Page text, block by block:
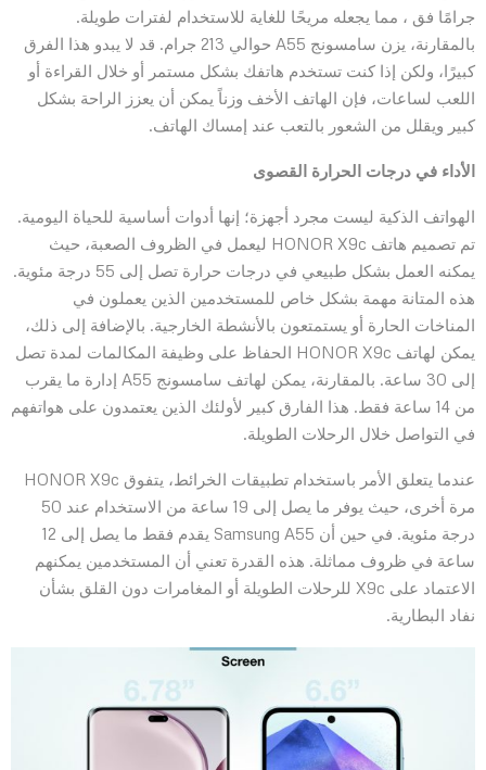
جرامًا فق ، مما يجعله مريحًا للغاية للاستخدام لفترات طويلة.
بالمقارنة، يزن سامسونج A55 حوالي 213 جرام. قد لا يبدو هذا الفرق
كبيرًا، ولكن إذا كنت تستخدم هاتفك بشكل مستمر أو خلال القراءة أو
اللعب لساعات، فإن الهاتف الأخف وزناً يمكن أن يعزز الراحة بشكل
كبير ويقلل من الشعور بالتعب عند إمساك الهاتف.
الأداء في درجات الحرارة القصوى
الهواتف الذكية ليست مجرد أجهزة؛ إنها أدوات أساسية للحياة اليومية.
تم تصميم هاتف HONOR X9c ليعمل في الظروف الصعبة، حيث
يمكنه العمل بشكل طبيعي في درجات حرارة تصل إلى 55 درجة مئوية.
هذه المتانة مهمة بشكل خاص للمستخدمين الذين يعملون في
المناخات الحارة أو يستمتعون بالأنشطة الخارجية. بالإضافة إلى ذلك،
يمكن لهاتف HONOR X9c الحفاظ على وظيفة المكالمات لمدة تصل
إلى 30 ساعة. بالمقارنة، يمكن لهاتف سامسونج A55 إدارة ما يقرب
من 14 ساعة فقط. هذا الفارق كبير لأولئك الذين يعتمدون على هواتفهم
في التواصل خلال الرحلات الطويلة.
عندما يتعلق الأمر باستخدام تطبيقات الخرائط، يتفوق HONOR X9c
مرة أخرى، حيث يوفر ما يصل إلى 19 ساعة من الاستخدام عند 50
درجة مئوية. في حين أن Samsung A55 يقدم فقط ما يصل إلى 12
ساعة في ظروف مماثلة. هذه القدرة تعني أن المستخدمين يمكنهم
الاعتماد على X9c للرحلات الطويلة أو المغامرات دون القلق بشأن
نفاد البطارية.